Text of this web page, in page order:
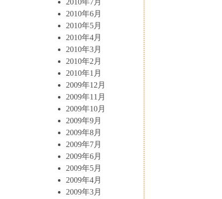
2010年7月
2010年6月
2010年5月
2010年4月
2010年3月
2010年2月
2010年1月
2009年12月
2009年11月
2009年10月
2009年9月
2009年8月
2009年7月
2009年6月
2009年5月
2009年4月
2009年3月